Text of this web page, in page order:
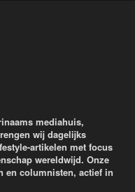
mediahuis,
wij dagelijks
artikelen met focus
wereldwijd. Onze
en columnisten, actief in